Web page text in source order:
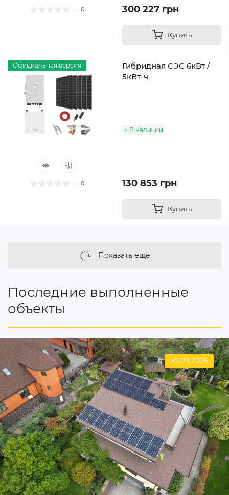
0 300 227 грн
Купить
Официальная версия
0
Гибридная СЭС 6кВт /
5кВт-ч
В наличии
130 853 грн
Купить
Показать еще
Последние выполненные
объекты
30.09.2025